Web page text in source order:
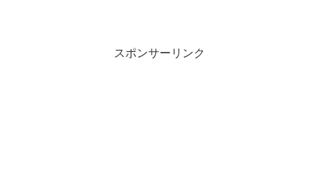
スポンサーリンク